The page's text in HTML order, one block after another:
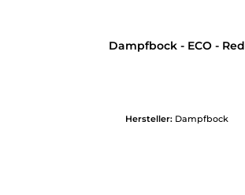
Dampfbock - ECO - Red
Hersteller: Dampfbock